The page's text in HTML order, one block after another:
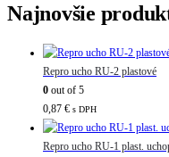
Najnovšie
Repro ucho RU-2 plastové
0 out of 5
0,87 € s DPH
Repro ucho RU-1 plast.